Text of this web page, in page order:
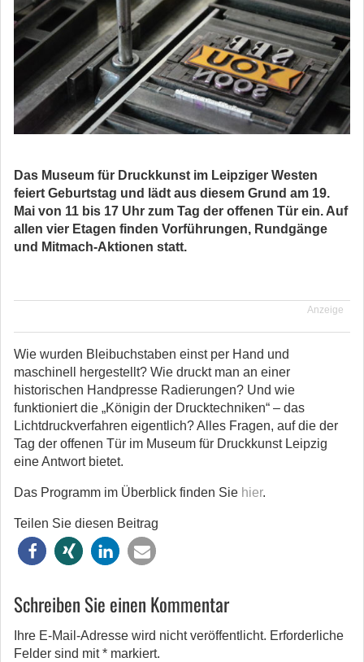
Das Museum für Druckkunst im Leipziger Westen
feiert Geburtstag und lädt aus diesem Grund am 19.
Mai von 11 bis 17 Uhr zum Tag der offenen Tür ein. Auf
allen vier Etagen finden Vorführungen, Rundgänge
und Mitmach-Aktionen statt.
Anzeige
Wie wurden Bleibuchstaben einst per Hand und
maschinell hergestellt? Wie druckt man an einer
historischen Handpresse Radierungen? Und wie
funktioniert die „Königin der Drucktechniken“ – das
Lichtdruckverfahren eigentlich? Alles Fragen, auf die der
Tag der offenen Tür im Museum für Druckkunst Leipzig
eine Antwort bietet.
Das Programm im Überblick finden Sie hier.
Teilen Sie diesen Beitrag
Schreiben Sie einen Kommentar
Ihre E-Mail-Adresse wird nicht veröffentlicht. Erforderliche
Felder sind mit* markiert.